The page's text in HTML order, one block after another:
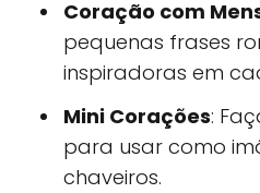
Coração com
pequenas frases
inspiradoras em
Mini Corações:
para usar como
chaveiros.